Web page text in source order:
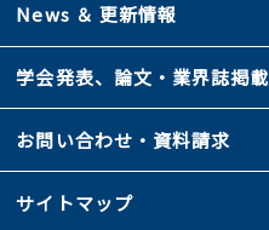
News ＆ 更新情報
学会発表、論文・業界誌掲載
お問い合わせ・資料請求
サイトマップ